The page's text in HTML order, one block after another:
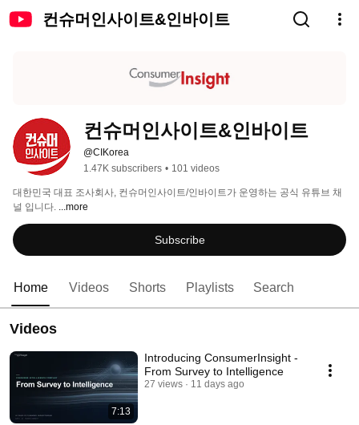
컨슈머인사이트&인바이트
컨슈머인사이트&인바이트
@CIKorea
1.47K subscribers • 101 videos
대한민국 대표 조사회사, 컨슈머인사이트/인바이트가 운영하는 공식 유튜브 채
널 입니다. ...more
Subscribe
Home Videos Shorts Playlists Search
Videos
7:13
Introducing ConsumerInsight -
From Survey to Intelligence
27 views 11 days ago